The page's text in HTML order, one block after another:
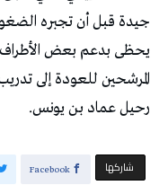
جيدة قبل أن تجبره
يحظى بدعم بعض الأطراف
المرشحين للعودة إلى
رحيل عماد بن يونس.
‫‫ شاركها‬ Facebook